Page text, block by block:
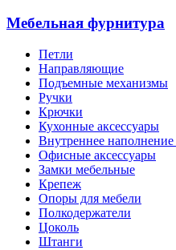
Мебельная фурнитура
Петли
Направляющие
Подъемные механизмы
Ручки
Крючки
Кухонные аксессуары
Внутреннее
Офисные аксессуары
Замки мебельные
Крепеж
Опоры для мебели
Полкодержатели
Цоколь
Штанги